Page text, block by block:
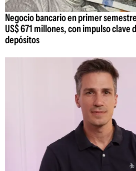
Negocio bancario en primer
US$ 671 millones, con impulso clave
depósitos